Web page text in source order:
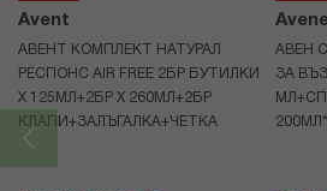
Avent
АВЕНТ КОМПЛЕКТ НАТУРАЛ
РЕСПОНС AIR FREE 2БР БУТИЛКИ
Х 125МЛ+2БР Х 260МЛ+2БР
КЛАПИ+ЗАЛЪГАЛКА+ЧЕТКА
АВЕН
ЗА
200МЛ*